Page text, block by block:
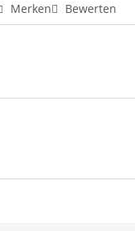
Merken Bewerten